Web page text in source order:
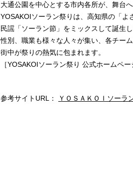
大通公園を中心とする市内各所が、舞台
YOSAKOIソーラン祭りは、高知県の「
民謡「ソーラン節」をミックスして誕生
性別、職業も様々な人々が集い、各チー
街中が祭りの熱気に包まれます。
［YOSAKOIソーラン祭り 公式ホームペー
参考サイトURL： ＹＯＳＡＫＯＩソーラ